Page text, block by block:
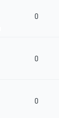
0
0
0